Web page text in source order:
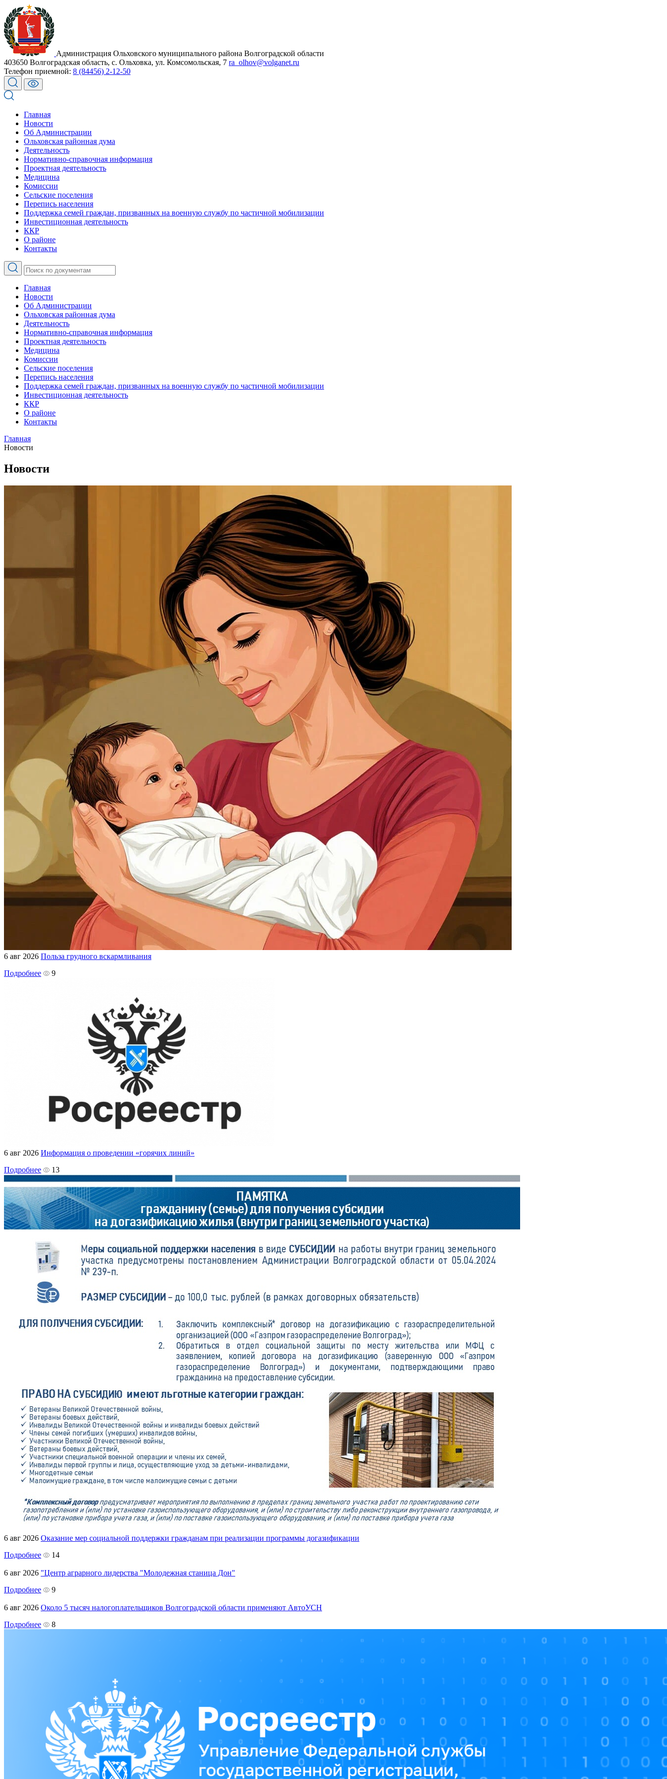
Администрация Ольховского муниципального района Волгоградской области
403650 Волгоградская область, с. Ольховка, ул. Комсомольская, 7 ra_olhov@volganet.ru
Телефон приемной: 8 (84456) 2-12-50
Главная
Новости
Об Администрации
Ольховская районная дума
Деятельность
Нормативно-справочная информация
Проектная деятельность
Медицина
Комиссии
Сельские поселения
Перепись населения
Поддержка семей граждан, призванных на военную службу по частичной мобилизации
Инвестиционная деятельность
ККР
О районе
Контакты
Главная
Новости
Об Администрации
Ольховская районная дума
Деятельность
Нормативно-справочная информация
Проектная деятельность
Медицина
Комиссии
Сельские поселения
Перепись населения
Поддержка семей граждан, призванных на военную службу по частичной мобилизации
Инвестиционная деятельность
ККР
О районе
Контакты
Главная
Новости
Новости
6 авг 2026 Польза грудного вскармливания
Подробнее
9
6 авг 2026 Информация о проведении «горячих линий»
Подробнее
13
6 авг 2026 Оказание мер социальной поддержки гражданам при реализации программы догазификации
Подробнее
14
6 авг 2026 "Центр аграрного лидерства "Молодежная станица Дон"
Подробнее
9
6 авг 2026 Около 5 тысяч налогоплательщиков Волгоградской области применяют АвтоУСН
Подробнее
8